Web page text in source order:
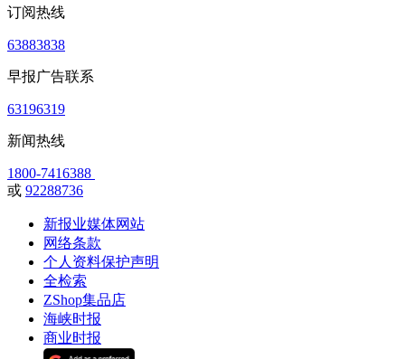
订阅热线
63883838
早报广告联系
63196319
新闻热线
1800-7416388
或 92288736
新报业媒体网站
网络条款
个人资料保护声明
全检索
ZShop集品店
海峡时报
商业时报